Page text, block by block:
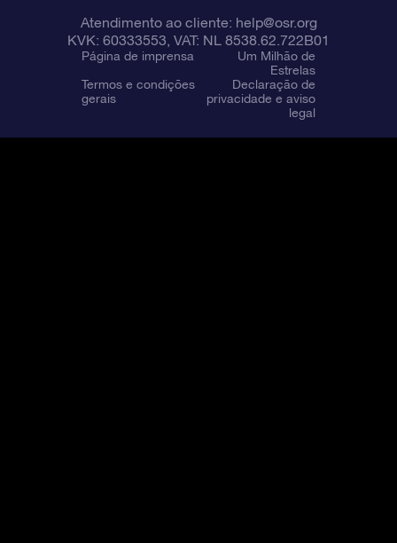
Atendimento ao cliente: help@osr.org
KVK: 60333553, VAT: NL 8538.62.722B01
Página de imprensa
Um Milhão de
Estrelas
Termos e condições
gerais
Declaração de
privacidade e aviso
legal